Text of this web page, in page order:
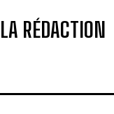
LA RÉDACTION